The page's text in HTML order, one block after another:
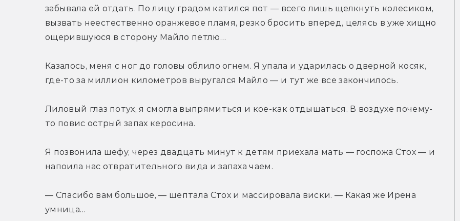
забывала ей отдать. По лицу градом катился пот — всего лишь щелкнуть колесиком,
вызвать неестественно оранжевое пламя, резко бросить вперед, целясь в уже хищно
ощерившуюся в сторону Майло петлю…
Казалось, меня с ног до головы облило огнем. Я упала и ударилась о дверной косяк,
где-то за миллион километров выругался Майло — и тут же все закончилось.
Лиловый глаз потух, я смогла выпрямиться и кое-как отдышаться. В воздухе почему-
то повис острый запах керосина.
Я позвонила шефу, через двадцать минут к детям приехала мать — госпожа Стох — и
напоила нас отвратительного вида и запаха чаем.
— Спасибо вам большое, — шептала Стох и массировала виски. — Какая же Ирена
умница…